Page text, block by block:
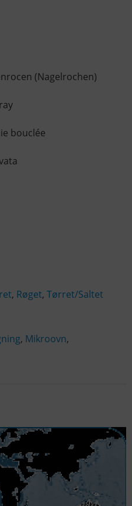
(Nagelrochen)
bouclée
, Røget, Tørret/Saltet
, Mikroovn,